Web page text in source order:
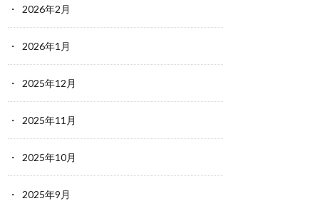
2026年2月
2026年1月
2025年12月
2025年11月
2025年10月
2025年9月